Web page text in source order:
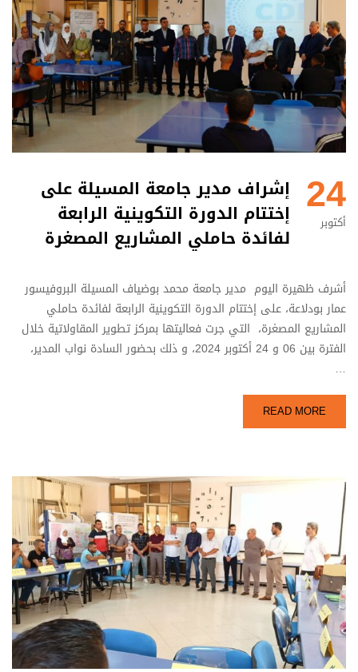
24
أكتوبر
إشراف مدير جامعة المسيلة على
إختتام الدورة التكوينية الرابعة
لفائدة حاملي المشاريع المصغرة
أشرف ظهيرة اليوم مدير جامعة محمد بوضياف المسيلة البروفيسور
عمار بودلاعة، على إختتام الدورة التكوينية الرابعة لفائدة حاملي
المشاريع المصغرة، التي جرت فعاليتها بمركز تطوير المقاولاتية خلال
الفترة بين 06 و 24 أكتوبر 2024، و ذلك بحضور السادة نواب المدير،
…
READ MORE